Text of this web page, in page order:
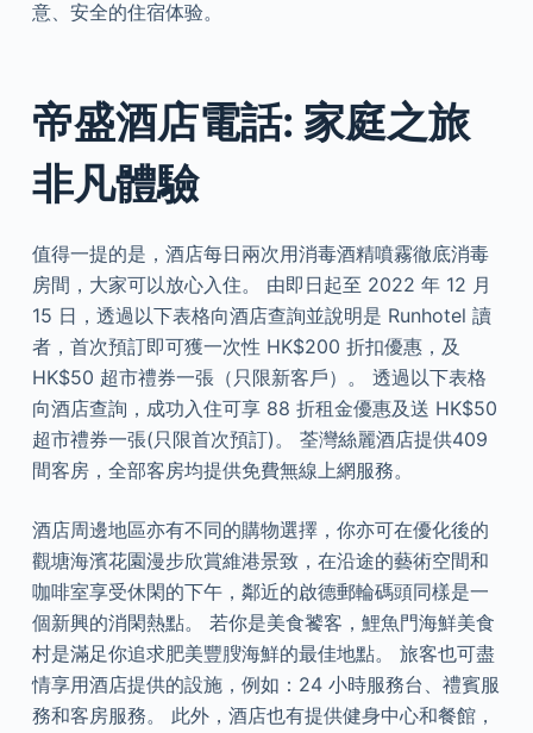
意、安全的住宿体验。
帝盛酒店電話: 家庭之旅
非凡體驗
值得一提的是，酒店每日兩次用消毒酒精噴霧徹底消毒
房間，大家可以放心入住。 由即日起至 2022 年 12 月
15 日，透過以下表格向酒店查詢並說明是 Runhotel 讀
者，首次預訂即可獲一次性 HK$200 折扣優惠，及
HK$50 超市禮券一張（只限新客戶）。 透過以下表格
向酒店查詢，成功入住可享 88 折租金優惠及送 HK$50
超市禮券一張(只限首次預訂)。 荃灣絲麗酒店提供409
間客房，全部客房均提供免費無線上網服務。
酒店周邊地區亦有不同的購物選擇，你亦可在優化後的
觀塘海濱花園漫步欣賞維港景致，在沿途的藝術空間和
咖啡室享受休閑的下午，鄰近的啟德郵輪碼頭同樣是一
個新興的消閑熱點。 若你是美食饕客，鯉魚門海鮮美食
村是滿足你追求肥美豐膄海鮮的最佳地點。 旅客也可盡
情享用酒店提供的設施，例如：24 小時服務台、禮賓服
務和客房服務。 此外，酒店也有提供健身中心和餐館，